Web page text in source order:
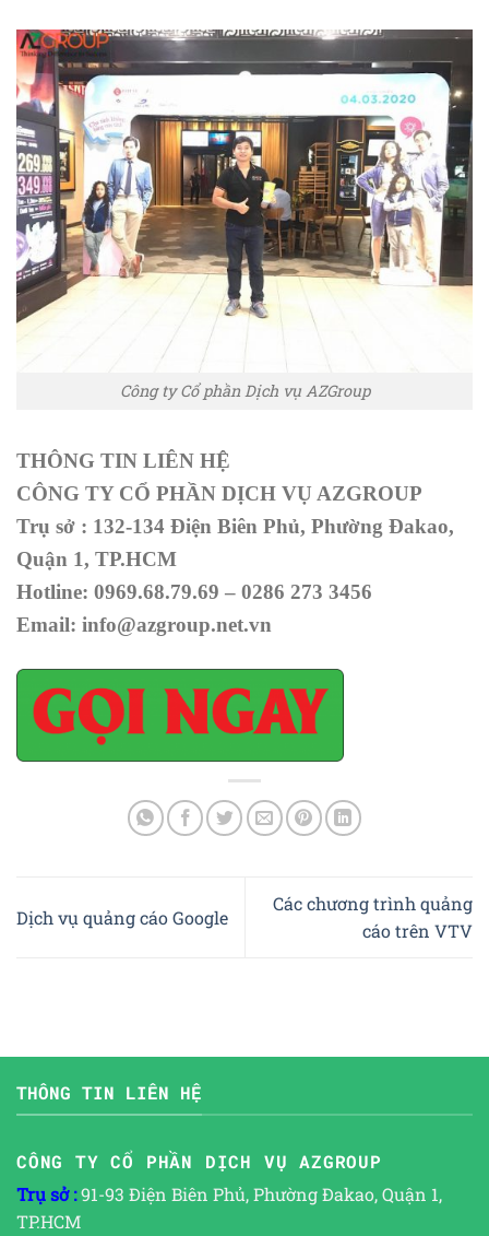
Công ty Cổ phần Dịch vụ AZGroup
THÔNG TIN LIÊN HỆ
CÔNG TY CỔ PHẦN DỊCH VỤ AZGROUP
Trụ sở : 132-134 Điện Biên Phủ, Phường Đakao,
Quận 1, TP.HCM
Hotline: 0969.68.79.69 – 0286 273 3456
Email: info@azgroup.net.vn
Dịch vụ quảng cáo Google
Các chương trình quảng
cáo trên VTV
THÔNG TIN LIÊN HỆ
CÔNG TY CỔ PHẦN DỊCH VỤ AZGROUP
Trụ sở :91-93 Điện Biên Phủ, Phường Đakao, Quận 1,
TP.HCM